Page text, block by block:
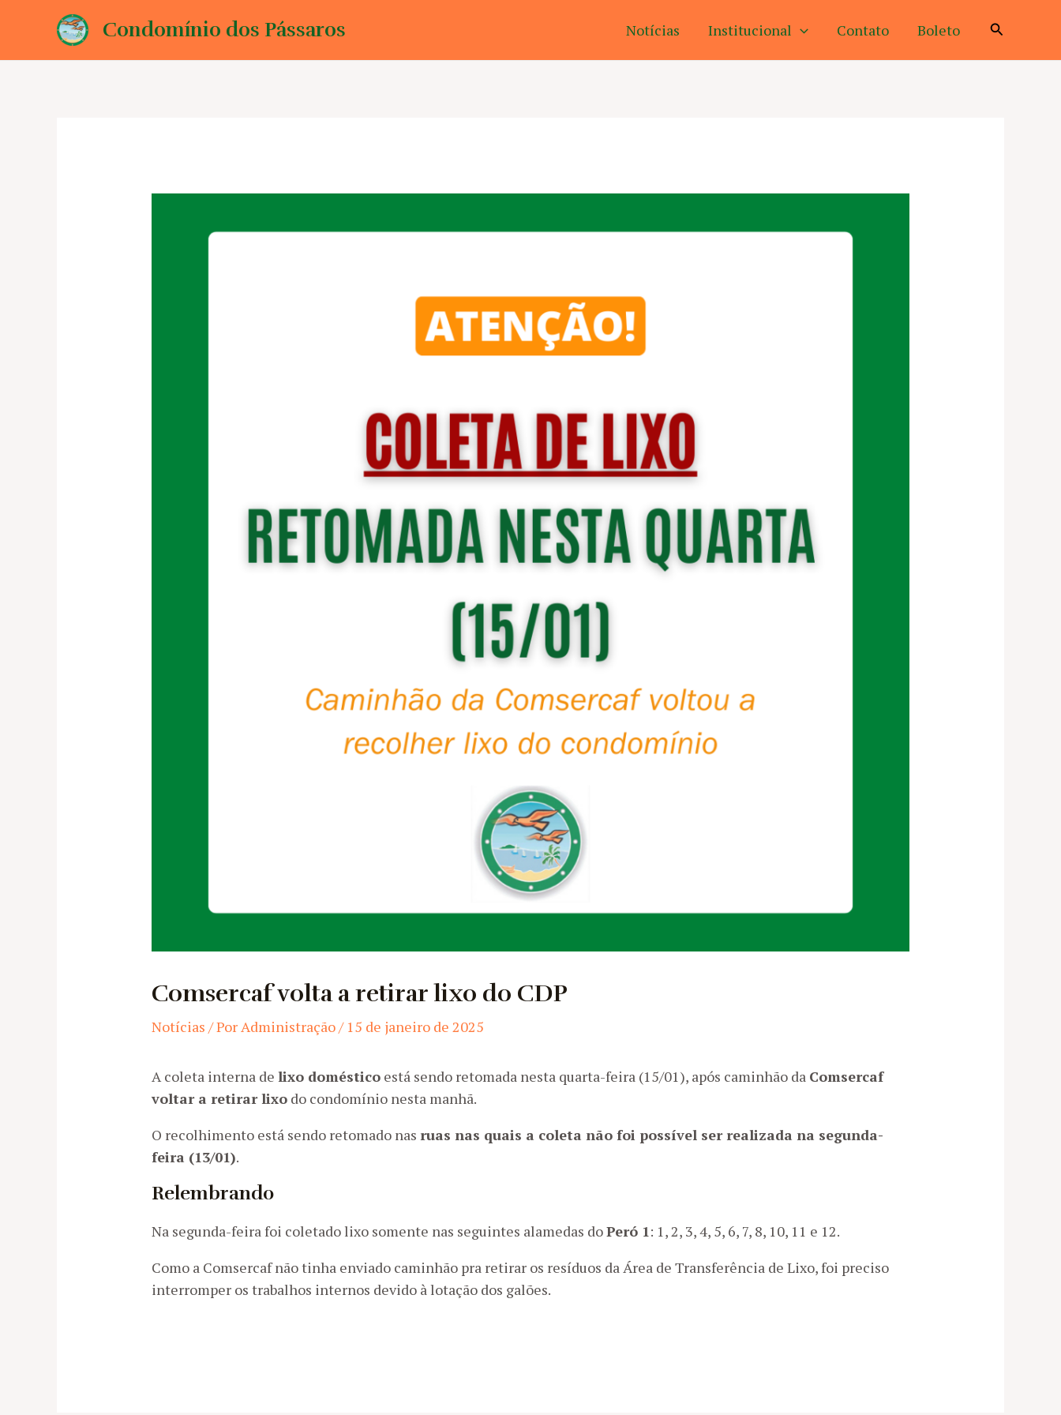
Condomínio dos Pássaros Notícias Institucional Contato Boleto Pesquisar
Comsercaf volta a retirar lixo do CDP
Notícias / PorAdministração/ 15 de janeiro de 2025
A coleta interna delixo doméstico está sendo retomada nesta quarta-feira (15/01), após caminhão da Comsercaf
voltar a retirar lixo do condomínio nesta manhã.
O recolhimento está sendo retomado nasruas nas quais a coleta não foi possível ser realizada na segunda-
feira (13/01).
Relembrando
Na segunda-feira foi coletado lixo somente nas seguintes alamedas doPeró 1: 1, 2, 3, 4, 5, 6, 7, 8, 10, 11 e 12.
Como a Comsercaf não tinha enviado caminhão pra retirar os resíduos da Área de Transferência de Lixo, foi preciso
interromper os trabalhos internos devido à lotação dos galões.